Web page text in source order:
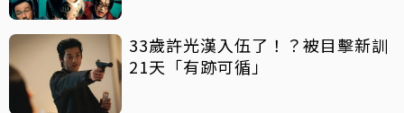
33歲許光漢入伍了！？被目擊新訓
21天「有跡可循」